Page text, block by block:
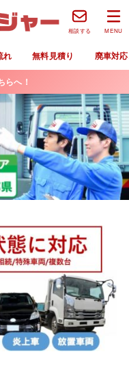
れ 無料見積り 廃車対
相談する MENU
らへ！